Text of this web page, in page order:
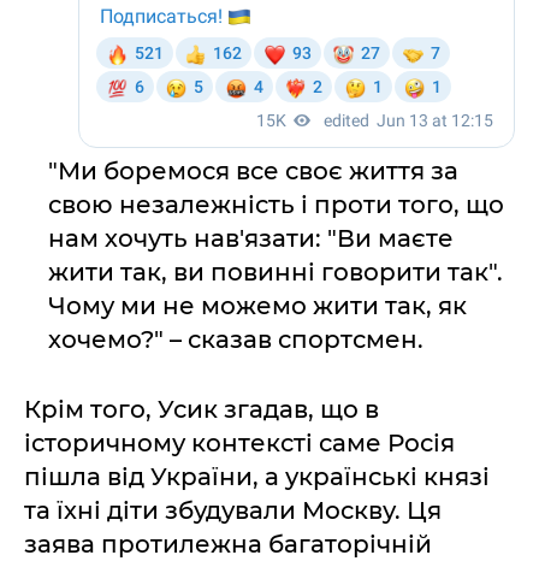
"Ми боремося все своє життя за
свою незалежність і проти того, що
нам хочуть нав'язати: "Ви маєте
жити так, ви повинні говорити так".
Чому ми не можемо жити так, як
хочемо?" – сказав спортсмен.
Крім того, Усик згадав, що в
історичному контексті саме Росія
пішла від України, а українські князі
та їхні діти збудували Москву. Ця
заява протилежна багаторічній